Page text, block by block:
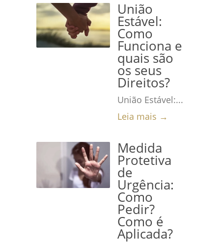
União
Estável:
Como
Funciona e
quais são
os seus
Direitos?
União Estável:...
Leia mais →
Medida
Protetiva
de
Urgência:
Como
Pedir?
Como é
Aplicada?